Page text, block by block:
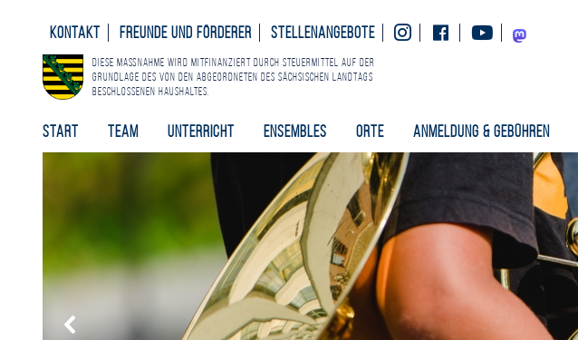
Kontakt Freunde und Förderer Stellenangebote InstagramFacebookYoutubeMastodon
Diese Maßnahme wird mitfinanziert durch Steuermittel auf der
Grundlage des von den Abgeordneten des Sächsischen Landtags
beschlossenen Haushaltes.
Start Team Unterricht Ensembles Orte Anmeldung & Gebühren